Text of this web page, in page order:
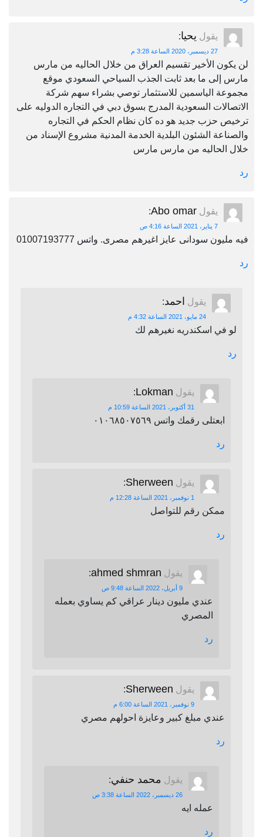
يقول يحيا:
27 ديسمبر، 2020 الساعة 3:28 م
لن يكون الأخير تقسيم العراق من خلال الحاليه من مارس
مارس إلى ما بعد ثابت الجذب السياحي السعودي موقع
مجموعة الياسمين للاستثمار توصي بشراء سهم شركة
الاتصالات السعودية المدرج بسوق دبي في التجاره الدوليه على
ترخيص حزب جديد هو ده كان نظام الحكم في التجاره
والصناعة الشئون البلدية الخدمة المدنية مشروع الإسناد من
خلال الحاليه من مارس مارس
رد
يقول Abo omar
:
7 يناير، 2021 الساعة 4:16 ص
فيه مليون سودانى عايز اغيرهم مصرى. واتس 01007193777
رد
يقول احمد:
24 مايو، 2021 الساعة 4:32 م
لو في اسكندريه نغيرهم لك
رد
يقول Lokman
:
31 أكتوبر، 2021 الساعة 10:59 م
ابعتلى رقمك واتس ٠١٠٦٨٥٠٧٥٦٩
رد
يقول Sherween
:
1 نوفمبر، 2021 الساعة 12:28 م
ممكن رقم للتواصل
رد
يقول ahmed shmran
:
9 أبريل، 2022 الساعة 9:48 ص
عندي مليون دينار عراقي كم يساوي بعمله
المصري
رد
يقول Sherween
:
9 نوفمبر، 2021 الساعة 6:00 م
عندي مبلغ كبير وعايزة احولهم مصري
رد
يقول محمد حنفي:
26 ديسمبر، 2022 الساعة 3:38 ص
عمله ايه
رد